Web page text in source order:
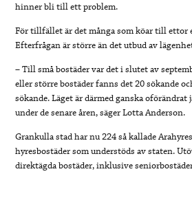
hinner bli till ett problem.
För tillfället är det många som köar till ettor
Efterfrågan är större än det utbud av
– Till små bostäder var det i slutet av
eller större bostäder fanns det 20 sökande
sökande. Läget är därmed ganska
under de senare åren, säger Lotta Anderson.
Grankulla stad har nu 224 så kallade
hyresbostäder som understöds av staten.
direktägda bostäder, inklusive